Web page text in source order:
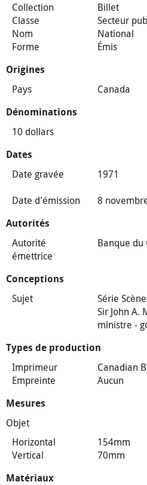
Collection
Billet
Classe
Secteur
Nom
National
Forme
Émis
Origines
Pays Canada
Dénominations
10 dollars
Dates
Date gravée
1971
Date d'émission
8
Autorités
Autorité
émettrice
Banque du
Conceptions
Sujet
Série
Sir John A.
ministre -
Types de production
Imprimeur
Canadian
Empreinte
Aucun
Mesures
Objet
Horizontal
154mm
Vertical
70mm
Matériaux